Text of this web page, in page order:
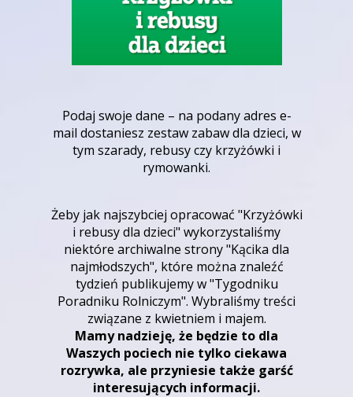
Podaj swoje dane – na podany adres e-
mail dostaniesz zestaw zabaw dla dzieci, w
tym szarady, rebusy czy krzyżówki i
rymowanki.
Żeby jak najszybciej opracować "Krzyżówki
i rebusy dla dzieci" wykorzystaliśmy
niektóre archiwalne strony "Kącika dla
najmłodszych", które można znaleźć
tydzień publikujemy w "Tygodniku
Poradniku Rolniczym". Wybraliśmy treści
związane z kwietniem i majem.
Mamy nadzieję, że będzie to dla
Waszych pociech nie tylko ciekawa
rozrywka, ale przyniesie także garść
interesujących informacji.